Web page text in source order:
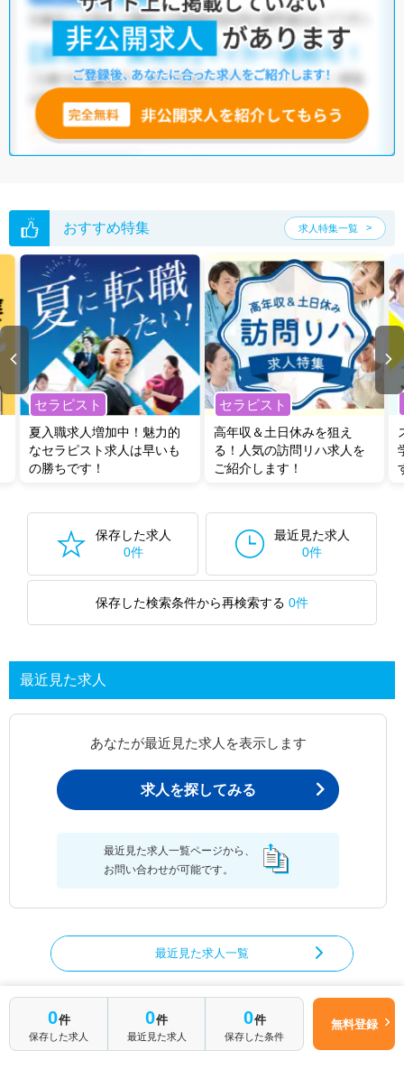
・クリニック・介護福祉施設・訪問リハビリ(在宅医療)
他の条件でも人気の求人がございますので、「こだわり条件」から検索
いただくか、お気軽にお問い合わせください。
全国の理学療法士求人
無料転職支援サービス
にお申し込みいただくと、ご希望条件をヒアリン
グした上で求人をご提案いたします。
い。
おすすめ特集 求人特集一覧
セラピスト
夏入職求人増加中！魅力的
なセラピスト求人は早いも
の勝ちです！
セラピスト
高年収＆土日休みを狙え
る！人気の訪問リハ求人を
ご紹介します！
保存した求人
0件
最近見た求人
0件
保存した検索条件から再検索する 0件
最近見た求人
あなたが最近見た求人を表示します
求人を探してみる
最近見た求人一覧ページから、
お問い合わせが可能です。
最近見た求人一覧
0件
保存した求人
0件
最近見た求人
0件
保存した条件
無料登録
理学療法士の求人を絞り込む